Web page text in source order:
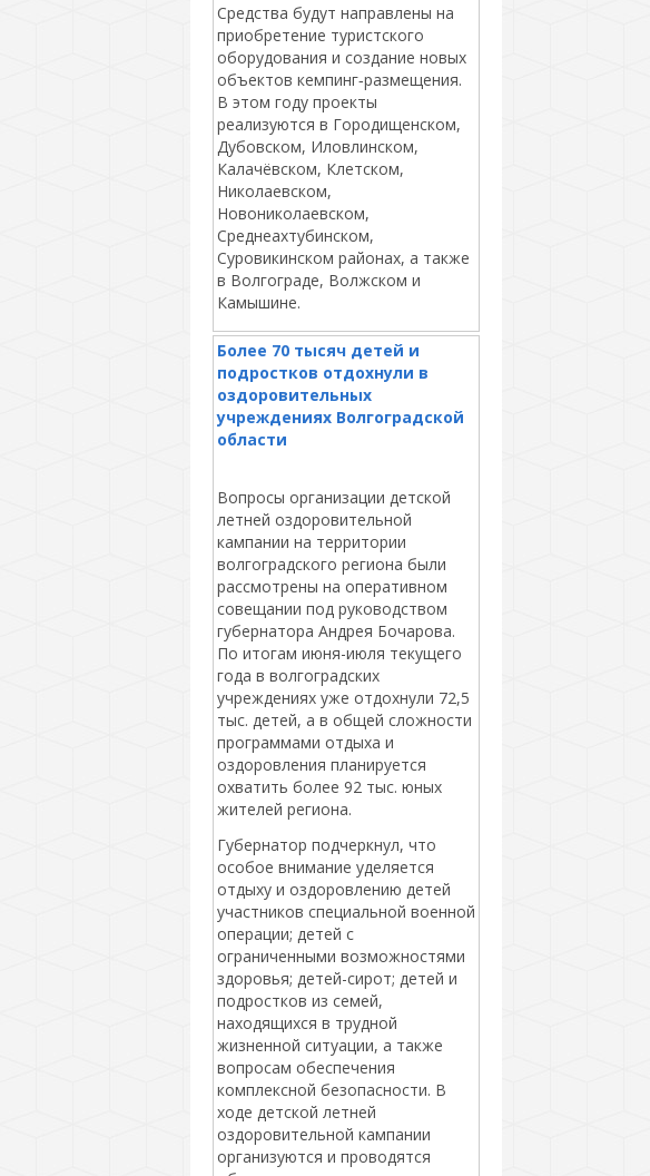
Средства будут направлены на
приобретение туристского
оборудования и создание новых
объектов кемпинг‑размещения.
В этом году проекты
реализуются в Городищенском,
Дубовском, Иловлинском,
Калачёвском, Клетском,
Николаевском,
Новониколаевском,
Среднеахтубинском,
Суровикинском районах, а также
в Волгограде, Волжском и
Камышине.
Более 70 тысяч детей и
подростков отдохнули в
оздоровительных
учреждениях Волгоградской
области
Вопросы организации детской
летней оздоровительной
кампании на территории
волгоградского региона были
рассмотрены на оперативном
совещании под руководством
губернатора Андрея Бочарова.
По итогам июня-июля текущего
года в волгоградских
учреждениях уже отдохнули 72,5
тыс. детей, а в общей сложности
программами отдыха и
оздоровления планируется
охватить более 92 тыс. юных
жителей региона.
Губернатор подчеркнул, что
особое внимание уделяется
отдыху и оздоровлению детей
участников специальной военной
операции; детей с
ограниченными возможностями
здоровья; детей-сирот; детей и
подростков из семей,
находящихся в трудной
жизненной ситуации, а также
вопросам обеспечения
комплексной безопасности. В
ходе детской летней
оздоровительной кампании
организуются и проводятся